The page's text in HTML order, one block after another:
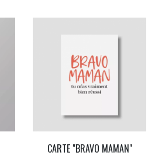
CARTE "BRAVO MAMAN"